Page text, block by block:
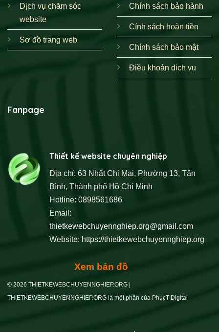
Dịch vụ chăm sóc
website
Sơ đồ trang web
Chính sách bảo hành
Cính sách hoàn tiền
Chính sách bảo mật
Điều khoản dịch vụ
Fanpage
Thiết kế website chuyên nghiệp
Địa chỉ: 63 Nhất Chi Mai, Phường 13, Tân
Bình, Thành phố Hồ Chí Minh
Hotline: 0898561686
Email:
thietkewebchuyennghiep.org@gmail.com
Website: https://thietkewebchuyennghiep.org
Xem bản đồ
© 2026 THIETKEWEBCHUYENNGHIEP.ORG |
THIETKEWEBCHUYENNGHIEP.ORG là một phần của PhucT Digital